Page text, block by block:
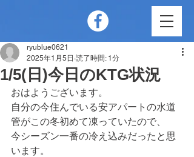
1/5(日)今日のKTG状況
ryublue0621
2025年1月5日 読了時間: 1分
おはようございます。
自分の今住んでいる安アパートの水道
管がこの冬初めて凍っていたので、
今シーズン一番の冷え込みだったと思
います。